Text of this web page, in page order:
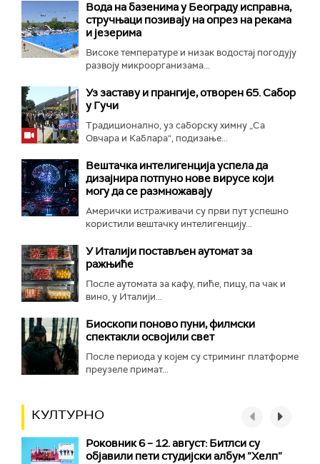
Вода на базенима у Београду исправна,
стручњаци позивају на опрез на рекама
и језерима
Високе температуре и низак водостај погодују
развоју микроорганизама...
Уз заставу и прангије, отворен 65. Сабор
у Гучи
Традиционално, уз саборску химну „Са
Овчара и Каблара“, подизање...
Вештачка интелигенција успела да
дизајнира потпуно нове вирусе који
могу да се размножавају
Амерички истраживачи су први пут успешно
користили вештачку интелигенцију...
У Италији постављен аутомат за
ражњиће
После аутомата за кафу, пиће, пицу, па чак и
вино, у Италији...
Биоскопи поново пуни, филмски
спектакли освојили свет
После периода у којем су стриминг платформе
преузеле примат...
КУЛТУРНО
Роковник 6 – 12. август: Битлси су
објавили пети студијски албум ”Хелп”